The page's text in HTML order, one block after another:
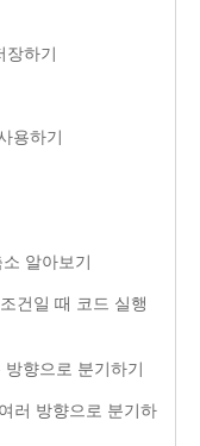
장하기
용하기
알아보기
건일 때 코드 실행
향으로 분기하기
러 방향으로 분기하